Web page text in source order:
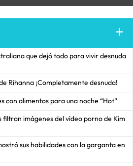
que dejó todo para vivir desnuda
Rihanna ¡Completamente desnuda!
con alimentos para una noche “Hot”
filtran imágenes del vídeo porno de Kim
sus habilidades con la garganta en